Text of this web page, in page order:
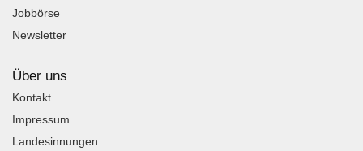
Jobbörse
Newsletter
Über uns
Kontakt
Impressum
Landesinnungen